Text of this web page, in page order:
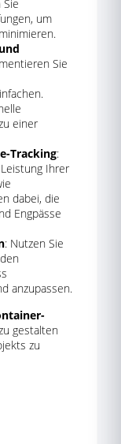
um
Sie
einer
Tracking:
Ihrer
dabei, die
Engpässe
: Nutzen Sie
anzupassen.
gestalten
zu